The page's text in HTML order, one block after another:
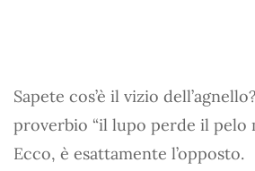
Sapete cos’è il vizio
proverbio “il lupo perde il pelo
Ecco, è esattamente l’opposto.